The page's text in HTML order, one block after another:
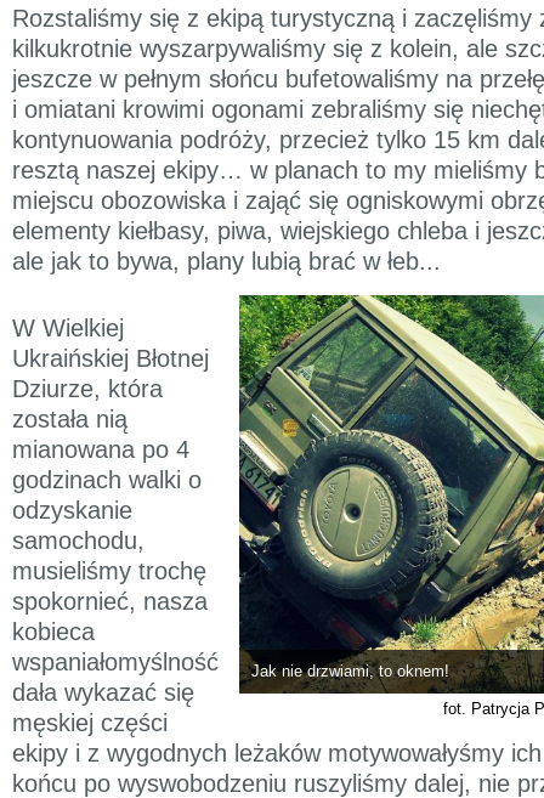
Rozstaliśmy się z ekipą turystyczną i zaczęliśmy
kilkukrotnie wyszarpywaliśmy się z kolein, ale
jeszcze w pełnym słońcu bufetowaliśmy na
i omiatani krowimi ogonami zebraliśmy się
kontynuowania podróży, przecież tylko 15 km
resztą naszej ekipy… w planach to my mieliśmy
miejscu obozowiska i zająć się ogniskowymi
elementy kiełbasy, piwa, wiejskiego chleba i
ale jak to bywa, plany lubią brać w łeb...
Jak nie drzwiami, to oknem!
fot. Patrycja
W Wielkiej
Ukraińskiej Błotnej
Dziurze, która
została nią
mianowana po 4
godzinach walki o
odzyskanie
samochodu,
musieliśmy trochę
spokornieć, nasza
kobieca
wspaniałomyślność
dała wykazać się
męskiej części
ekipy i z wygodnych leżaków motywowałyśmy
końcu po wyswobodzeniu ruszyliśmy dalej, nie